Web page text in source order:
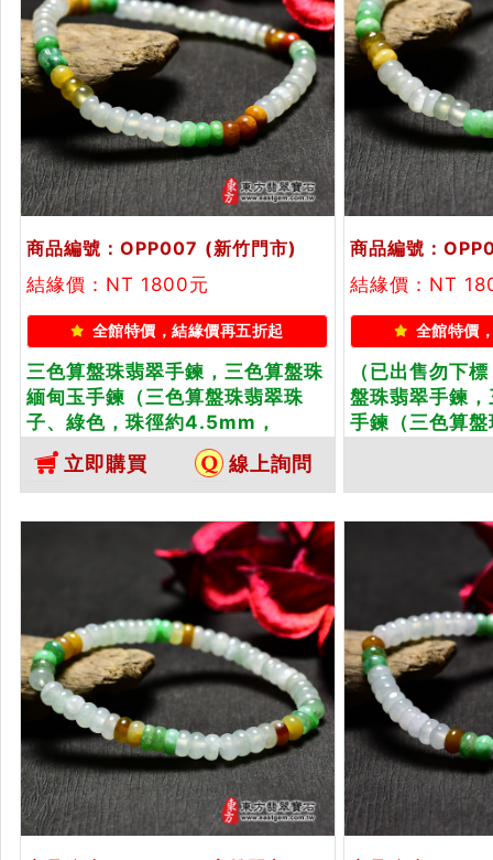
商品編號：OPP007 (新竹門市)
結緣價：NT 1800元
全館特價，結緣價再五折起
三色算盤珠翡翠手鍊，三色算盤珠
緬甸玉手鍊（三色算盤珠翡翠珠
子、綠色，珠徑約4.5mm，
OPP007）。客製化設計各種翡翠
珠串、翡翠珠子、緬甸玉手鍊、緬
甸玉珠串、緬甸玉珠子、緬甸玉手
珠。★附A貨翡翠雙證書
立即購買 線上詢問
商品編號：
結緣價：NT
全館特價
（已出售勿下
盤珠翡翠手鍊
手鍊（三色算
珠串、翡翠珠
甸玉珠串、緬
珠。★附A貨翡